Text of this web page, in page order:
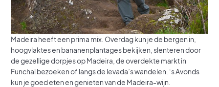
Madeira heeft een prima mix. Overdag kun je de bergen in,
hoogvlaktes en bananenplantages bekijken, slenteren door
de gezellige dorpjes op Madeira, de overdekte markt in
Funchal bezoeken of langs de levada’s wandelen. ‘s Avonds
kun je goed eten en genieten van de Madeira-wijn.